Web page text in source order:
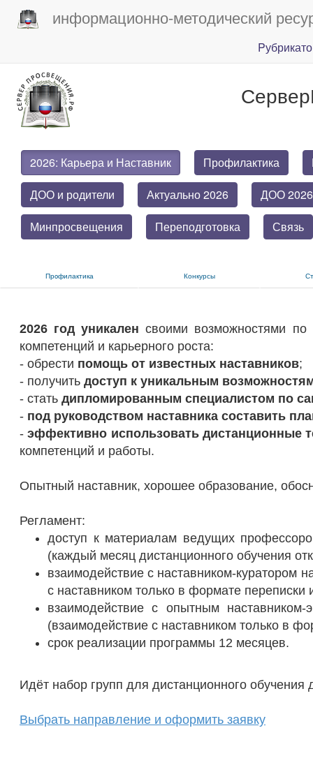
информационно-методический
2026: Карьера и Наставник Профилактика
ДОО и родители
Актуально 2026
ДОО 2026
Минпросвещения
Переподготовка Связь
Прoфилактика Конкурсы
2026 год уникален своими возможностями по
компетенций и карьерного роста:
- обрести помощь от известных наставников;
- получить доступ к уникальным
- стать дипломированным специалистом по
- под руководством наставника составить
-эффективно использовать дистанционные
компетенций и работы.
Опытный наставник, хорошее образование,
Регламент:
доступ к материалам ведущих
(каждый месяц дистанционного обучения
взаимодействие с наставником-куратором
с наставником только в формате переписки
взаимодействие с опытным
(взаимодействие с наставником только в
срок реализации программы 12 месяцев.
Идёт набор групп для дистанционного обучения
Выбрать направление и оформить заявку